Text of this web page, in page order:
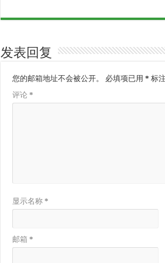
发表回复
您的邮箱地址不会被公开。 必填项已用 * 标
评论 *
显示名称 *
邮箱 *